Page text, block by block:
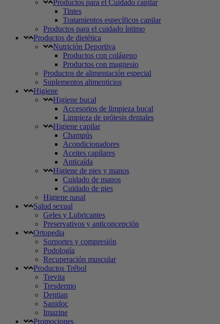
Productos para el Cuidado capilar
Tintes
Tratamientos específicos capilar
Productos para el cuidado íntimo
Productos de dietética
Nutrición Deportiva
Productos con colágeno
Productos con magnesio
Productos de alimentación especial
Suplementos alimenticios
Higiene
Higiene bucal
Accesorios de limpieza bucal
Limpieza de prótesis dentales
Higiene capilar
Champús
Acondicionadores
Aceites capilares
Anticaída
Higiene de pies y manos
Cuidado de manos
Cuidado de pies
Higiene nasal
Salud sexual
Geles y Lubricantes
Preservativos y anticoncepción
Ortopedia
Sorportes y compresión
Podología
Recuperación muscular
Productos Trébol
Trevita
Tresdermo
Dentian
Sanidoc
Imazine
Promociones